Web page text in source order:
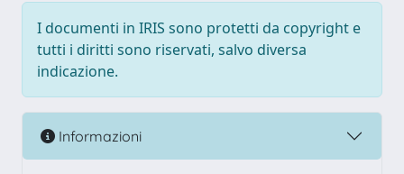
I documenti in IRIS sono protetti da copyright e
tutti i diritti sono riservati, salvo diversa
indicazione.
Informazioni